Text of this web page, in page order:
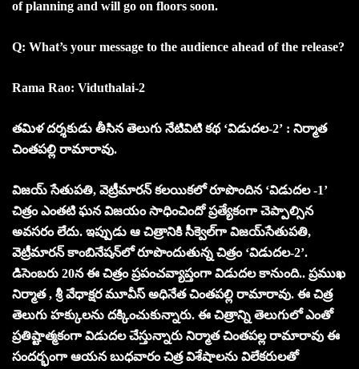
of planning and will go on floors soon.
Q: What’s your message to the audience ahead of the release?
Rama Rao: Viduthalai-2
తమిళ దర్శకుడు తీసిన తెలుగు నేటివిటి కథ ‘విడుదల-2’ : నిర్మాత
చింతపల్లి రామారావు.
విజయ్ సేతుపతి, వెట్రీమారన్‌ కలయికలో రూపొందిన ‘విడుదల -1’
చిత్రం ఎంతటి ఘన విజయం సాధించిందో ప్రత్యేకంగా చెప్పాల్సిన
అవసరం లేదు. ఇప్పుడు ఆ చిత్రానికి సీక్వెల్‌గా విజయ్‌సేతుపతి,
వెట్రీమారన్‌ కాంబినేషన్‌లో రూపొందుతున్న చిత్రం ‘విడుదల-2’.
డిసెంబరు 20న ఈ చిత్రం ప్రపంచవ్యాప్తంగా విడుదల కానుంది.. ప్రముఖ
నిర్మాత , శ్రీ వేధాక్షర మూవీస్ అధినేత చింతపల్లి రామారావు. ఈ చిత్ర
తెలుగు హక్కులను దక్కించుకున్నారు. ఈ చిత్రాన్ని తెలుగులో ఎంతో
ప్రతిష్టాత్మకంగా విడుదల చేస్తున్నారు నిర్మాత చింతపల్ల రామారావు ఈ
సందర్భంగా ఆయన బుధవారం చిత్ర విశేషాలను విలేకరులతో